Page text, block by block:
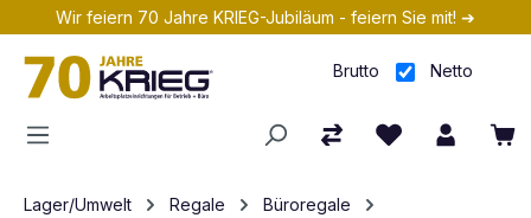
Zum Hauptinhalt springen
Wir feiern 70 Jahre KRIEG-Jubiläum - feiern Sie mit! ➔
Brutto Netto
Lager/Umwelt Regale
Büroregale